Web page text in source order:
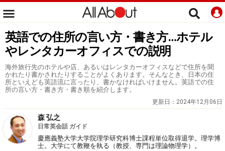
英語での住所の言い方・書き方…ホテル
やレンタカーオフィスでの説明
海外旅行先のホテルや店、あるいはレンタカーオフィスなどで住所を聞
かれたり書かされたりすることがよくあります。そんなとき、日本の住
所といえども英語流に言ったり、書かなければいけません。英語での住
所の言い方・書き方・書き順を紹介します。
更新日： 2024年12月06日
森 弘之
日常英会話 ガイド
慶應義塾大学大学院理学研究科博士課程単位取得退学。理学博
士。大学にて教鞭を執る（教授、専門は理論物理学）。